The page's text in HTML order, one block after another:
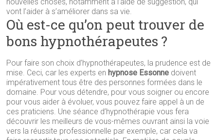
vont l’aider à s’améliorer dans sa vie.
Où est-ce qu’on peut trouver de
bons hypnothérapeutes ?
Pour faire son choix d’hypnothérapeutes, la prudence est de
mise. Ceci, car les experts en hypnose Essonne doivent
impérativement tous être des personnes formées dans le
domaine. Pour vous détendre, pour vous soigner ou encore
pour vous aider à évoluer, vous pouvez faire appel à un de
ces praticiens. Une séance d’hypnothérapie vous fera
découvrir les meilleurs de vous-mêmes ouvrant ainsi la voie
vers la réussite professionnelle par exemple, car cela va